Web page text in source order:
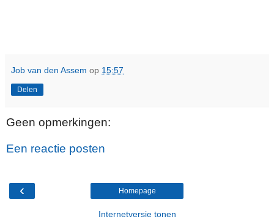
Job van den Assem op 15:57
Delen
Geen opmerkingen:
Een reactie posten
‹ Homepage
Internetversie tonen